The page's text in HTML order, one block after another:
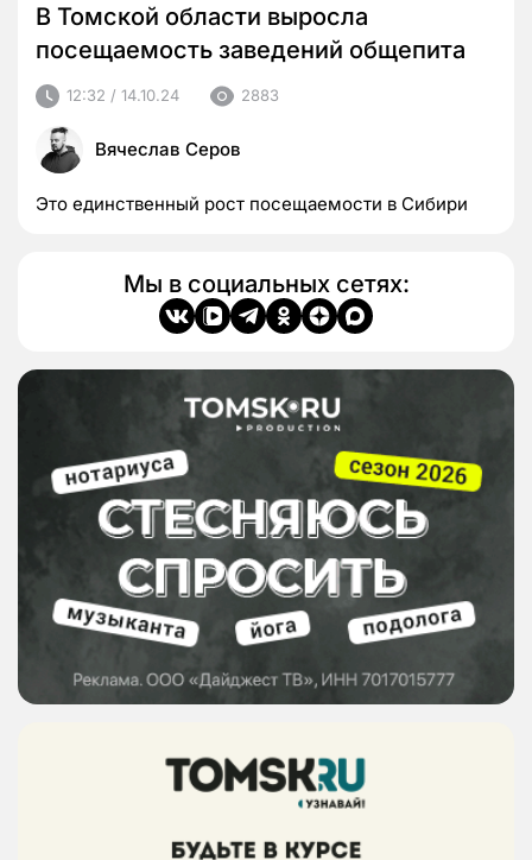
В Томской области выросла
посещаемость заведений общепита
12:32 / 14.10.24 2883
Вячеслав Серов
Это единственный рост посещаемости в Сибири
Мы в социальных сетях: